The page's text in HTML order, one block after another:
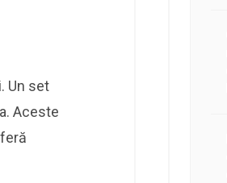
Un set
Aceste